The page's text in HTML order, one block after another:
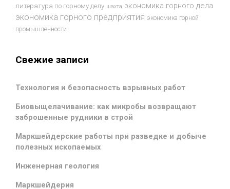
литература по горному делу шахта экономика горного дела
экономика горного предприятия экономика горной
промышленности
Свежие записи
Технология и безопасность взрывных работ
Биовыщелачивание: как микробы возвращают
заброшенные рудники в строй
Маркшейдерские работы при разведке и добыче
полезных ископаемых
Инженерная геология
Маркшейдерия